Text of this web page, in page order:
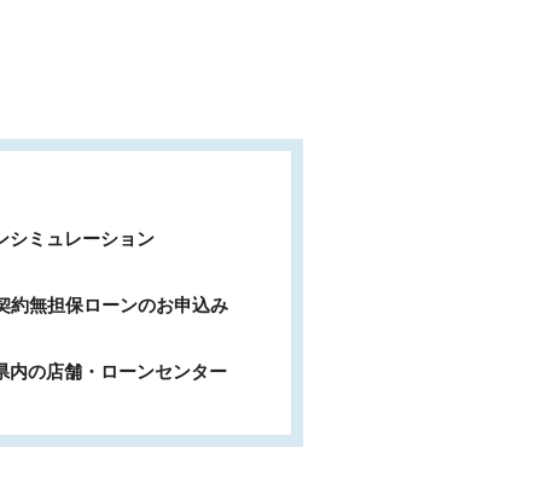
シミュレーション
約無担保ローンのお申込み
内の店舗・ローンセンター